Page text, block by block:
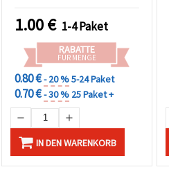
1.00€ 1-4 Paket
RABATTE
FÜR MENGE
0.80 €- 20 %5-24 Paket
0.70 €- 30 % 25 Paket +
IN DEN WARENKORB